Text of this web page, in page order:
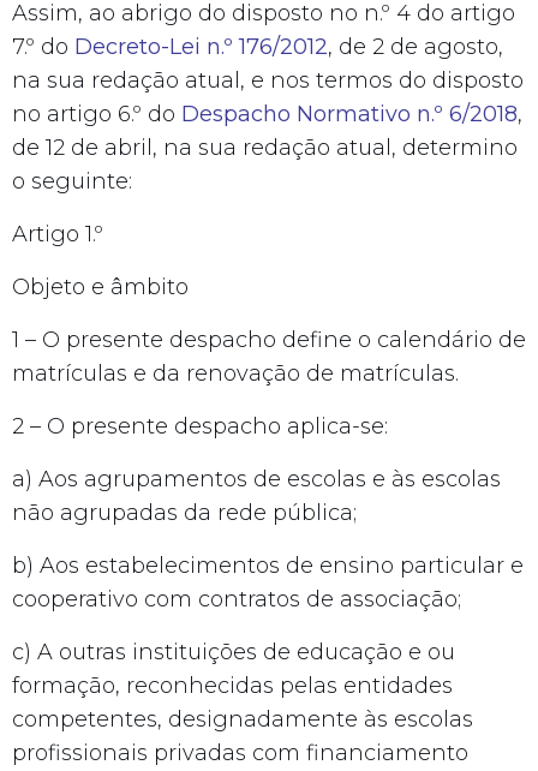
Assim, ao abrigo do disposto no n.º 4 do artigo
7.º do Decreto-Lei n.º 176/2012, de 2 de agosto,
na sua redação atual, e nos termos do disposto
no artigo 6.º do Despacho Normativo n.º 6/2018,
de 12 de abril, na sua redação atual, determino
o seguinte:
Artigo 1.º
Objeto e âmbito
1 – O presente despacho define o calendário de
matrículas e da renovação de matrículas.
2 – O presente despacho aplica-se:
a) Aos agrupamentos de escolas e às escolas
não agrupadas da rede pública;
b) Aos estabelecimentos de ensino particular e
cooperativo com contratos de associação;
c) A outras instituições de educação e ou
formação, reconhecidas pelas entidades
competentes, designadamente às escolas
profissionais privadas com financiamento